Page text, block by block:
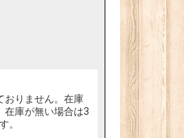
おりません。在庫
在庫が無い場合は3
。